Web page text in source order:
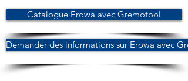
Catalogue Erowa avec Gremotool
Demander des informations sur Erowa avec